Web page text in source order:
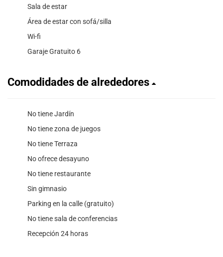
Sala de estar
Área de estar con sofá/silla
Wi-fi
Garaje Gratuito 6
Comodidades de alrededores
No tiene Jardín
No tiene zona de juegos
No tiene Terraza
No ofrece desayuno
No tiene restaurante
Sin gimnasio
Parking en la calle (gratuito)
No tiene sala de conferencias
Recepción 24 horas